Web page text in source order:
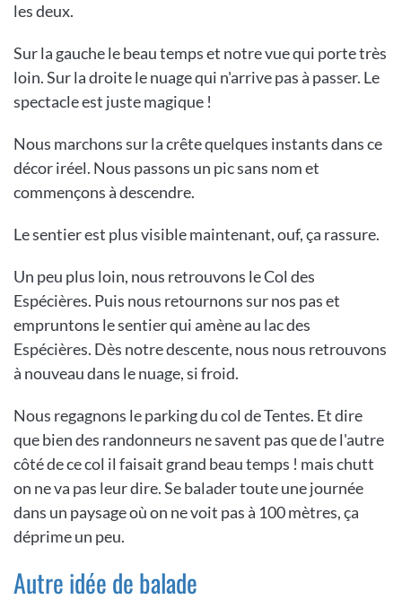
les deux.
Sur la gauche le beau temps et notre vue qui porte très
loin. Sur la droite le nuage qui n'arrive pas à passer. Le
spectacle est juste magique !
Nous marchons sur la crête quelques instants dans ce
décor iréel. Nous passons un pic sans nom et
commençons à descendre.
Le sentier est plus visible maintenant, ouf, ça rassure.
Un peu plus loin, nous retrouvons le Col des
Espécières. Puis nous retournons sur nos pas et
empruntons le sentier qui amène au lac des
Espécières. Dès notre descente, nous nous retrouvons
à nouveau dans le nuage, si froid.
Nous regagnons le parking du col de Tentes. Et dire
que bien des randonneurs ne savent pas que de l'autre
côté de ce col il faisait grand beau temps ! mais chutt
on ne va pas leur dire. Se balader toute une journée
dans un paysage où on ne voit pas à 100 mètres, ça
déprime un peu.
Autre idée de balade